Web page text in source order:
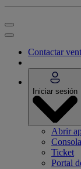
Contactar
Iniciar sesión
Abrir
Ticket
Portal